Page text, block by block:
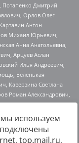
files/reestr-
используем
подключены
top.mail.ru,